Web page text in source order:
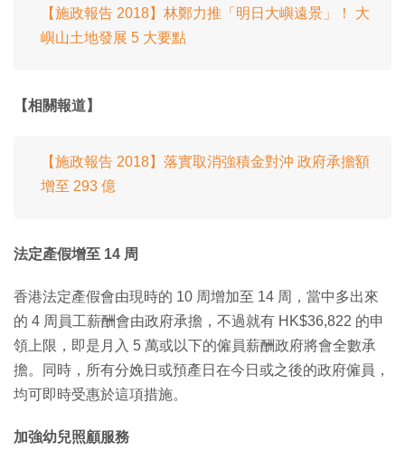
【施政報告 2018】林鄭力推「明日大嶼遠景」！ 大
嶼山土地發展 5 大要點
【相關報道】
【施政報告 2018】落實取消強積金對沖 政府承擔額
增至 293 億
法定產假增至 14 周
香港法定產假會由現時的 10 周增加至 14 周，當中多出來
的 4 周員工薪酬會由政府承擔，不過就有 HK$36,822 的申
領上限，即是月入 5 萬或以下的僱員薪酬政府將會全數承
擔。同時，所有分娩日或預產日在今日或之後的政府僱員，
均可即時受惠於這項措施。
加強幼兒照顧服務